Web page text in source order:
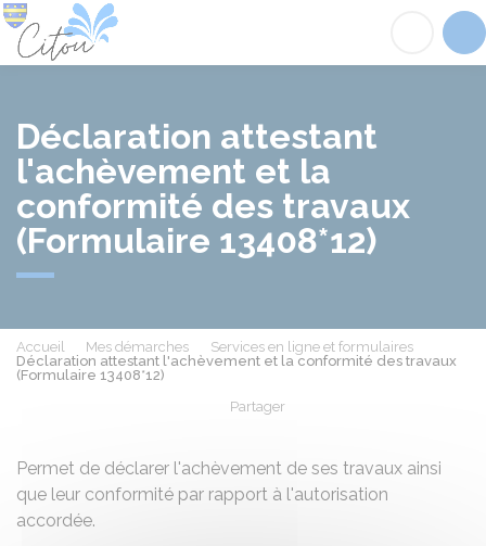
Déclaration attestant
l'achèvement et la
conformité des travaux
(Formulaire 13408*12)
Accueil Mes démarches
Services en ligne et formulaires
Déclaration attestant l'achèvement et la conformité des travaux
(Formulaire 13408*12)
Partager
Permet de déclarer l'achèvement de ses travaux ainsi
que leur conformité par rapport à l'autorisation
accordée.